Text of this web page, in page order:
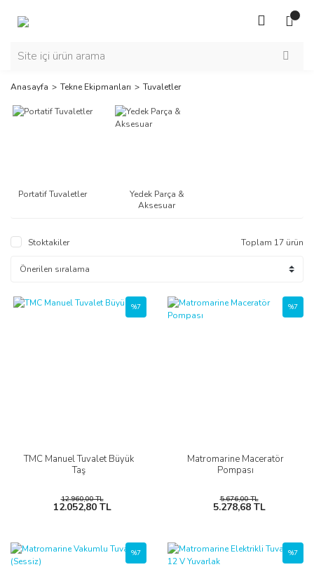
Anasayfa Tekne Ekipmanları Tuvaletler
Portatif Tuvaletler
Yedek Parça &
Aksesuar
Stoktakiler Toplam 17 ürün
TMC Manuel Tuvalet Büyük
Taş
%7
12.960,00 TL
12.052,80 TL
Matromarine Maceratör
Pompası
%7
5.676,00 TL
5.278,68 TL
%7 %7